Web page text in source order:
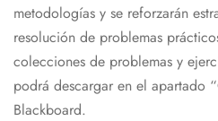
metodologías y se reforzarán
resolución de problemas
colecciones de problemas y
podrá descargar en el apartado
Blackboard.